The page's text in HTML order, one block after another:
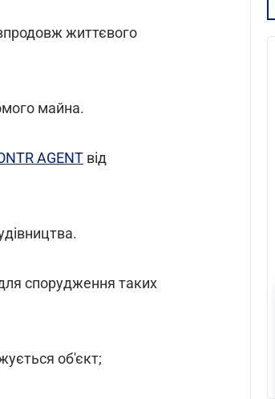
життєвого
майна.
AGENT від
спорудження таких
об'єкт;